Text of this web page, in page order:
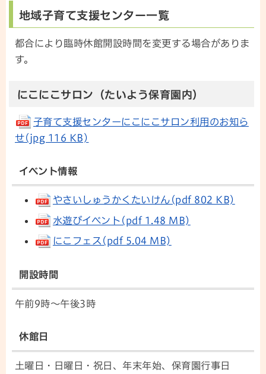
地域子育て支援センター一覧
都合により臨時休館開設時間を変更する場合がありま
す。
にこにこサロン（たいよう保育園内）
子育て支援センターにこにこサロン利用のお知ら
せ(jpg 116 KB)
イベント情報
やさいしゅうかくたいけん(pdf 802 KB)
水遊びイベント(pdf 1.48 MB)
にこフェス(pdf 5.04 MB)
開設時間
午前9時～午後3時
休館日
土曜日・日曜日・祝日、年末年始、保育園行事日